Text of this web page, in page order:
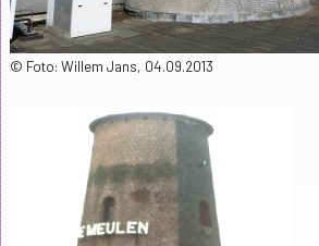
© Foto: Willem Jans, 04.09.2013